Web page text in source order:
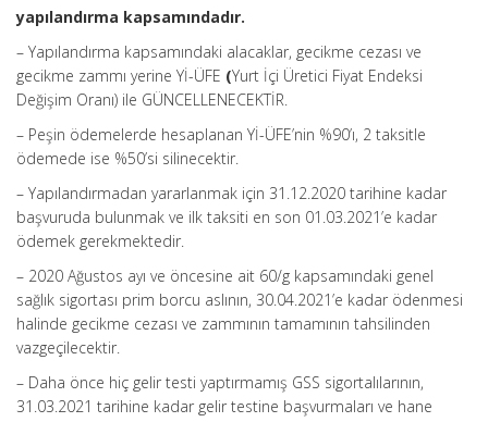
yapılandırma kapsamındadır.
– Yapılandırma kapsamındaki alacaklar, gecikme cezası ve
gecikme zammı yerine Yİ-ÜFE (Yurt İçi Üretici Fiyat Endeksi
Değişim Oranı) ile GÜNCELLENECEKTİR.
– Peşin ödemelerde hesaplanan Yİ-ÜFE’nin %90’ı, 2 taksitle
ödemede ise %50’si silinecektir.
– Yapılandırmadan yararlanmak için 31.12.2020 tarihine kadar
başvuruda bulunmak ve ilk taksiti en son 01.03.2021’e kadar
ödemek gerekmektedir.
– 2020 Ağustos ayı ve öncesine ait 60/g kapsamındaki genel
sağlık sigortası prim borcu aslının, 30.04.2021’e kadar ödenmesi
halinde gecikme cezası ve zammının tamamının tahsilinden
vazgeçilecektir.
– Daha önce hiç gelir testi yaptırmamış GSS sigortalılarının,
31.03.2021 tarihine kadar gelir testine başvurmaları ve hane